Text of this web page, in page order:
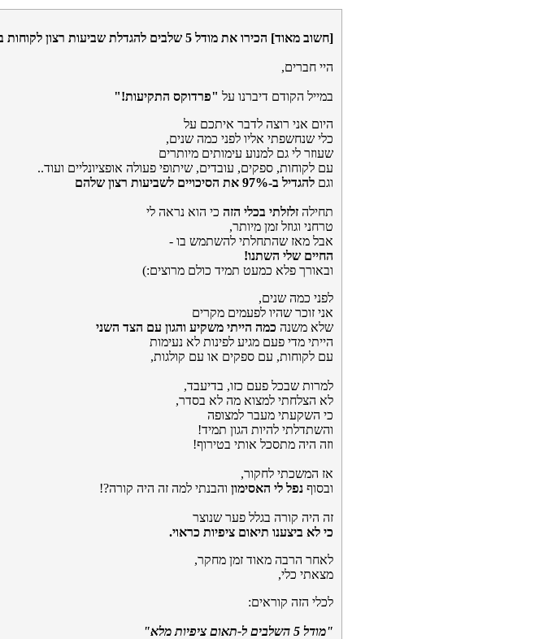
[חשוב מאוד] הכירו את מודל 5 שלבים להגדלת שביעות רצון לקוחות באופן וודאי
היי חברים,
במייל הקודם דיברנו על "פרדוקס התקיעות!"
היום אני רוצה לדבר איתכם על
כלי שנחשפתי אליו לפני כמה שנים,
שעוזר לי גם למנוע עימותים מיותרים
עם לקוחות, ספקים, עובדים, שיתופי פעולה אופציונליים ועוד..
וגם להגדיל ב-97% את הסיכויים לשביעות רצון שלהם
תחילה זלזלתי בכלי הזה כי הוא נראה לי
טרחני וגוזל זמן מיותר,
אבל מאז שהתחלתי להשתמש בו -
החיים שלי השתנו!
ובאורך פלא כמעט תמיד כולם מרוצים:)
לפני כמה שנים,
אני זוכר שהיו לפעמים מקרים
שלא משנה כמה הייתי משקיע והגון עם הצד השני
הייתי מדי פעם מגיע לפינות לא נעימות
עם לקוחות, עם ספקים או עם קולגות,
למרות שבכל פעם כזו, בדיעבד,
לא הצלחתי למצוא מה לא בסדר,
כי השקעתי מעבר למצופה
והשתדלתי להיות הגון תמיד!
וזה היה מתסכל אותי בטירוף!
אז המשכתי לחקור,
ובסוף נפל לי האסימון והבנתי למה זה היה קורה?!
זה היה קורה בגלל פער שנוצר
כי לא ביצענו תיאום ציפיות כראוי.
לאחר הרבה מאוד זמן מחקר,
מצאתי כלי,
לכלי הזה קוראים:
"מודל 5 השלבים ל-תאום ציפיות מלא"